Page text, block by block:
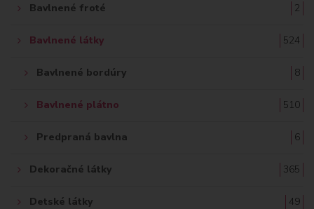
Bavlnené froté 2
Bavlnené látky 524
Bavlnené bordúry 8
Bavlnené plátno 510
Predpraná bavlna 6
Dekoračné látky 365
Detské látky 49